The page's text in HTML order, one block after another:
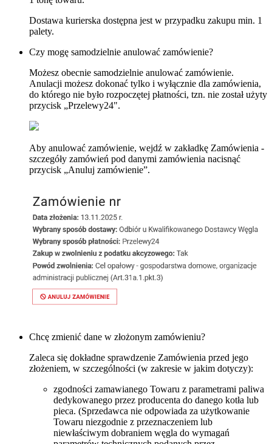
Dostawa kurierska dostępna jest w przypadku zakupu min. 1
palety.
Czy mogę samodzielnie anulować zamówienie?
Możesz obecnie samodzielnie anulować zamówienie.
Anulacji możesz dokonać tylko i wyłącznie dla zamówienia,
do którego nie było rozpoczętej płatności, tzn. nie został użyty
przycisk „Przelewy24".
Aby anulować zamówienie, wejdź w zakładkę Zamówienia -
szczegóły zamówień pod danymi zamówienia nacisnąć
przycisk „Anuluj zamówienie”.
Chcę zmienić dane w złożonym zamówieniu?
Zaleca się dokładne sprawdzenie Zamówienia przed jego
złożeniem, w szczególności (w zakresie w jakim dotyczy):
zgodności zamawianego Towaru z parametrami paliwa
dedykowanego przez producenta do danego kotła lub
pieca. (Sprzedawca nie odpowiada za użytkowanie
Towaru niezgodnie z przeznaczeniem lub
niewłaściwym dobraniem węgla do wymagań